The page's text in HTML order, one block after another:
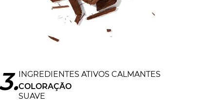
INGREDIENTES ATIVOS CALMANTES
COLORAÇÃO
SUAVE